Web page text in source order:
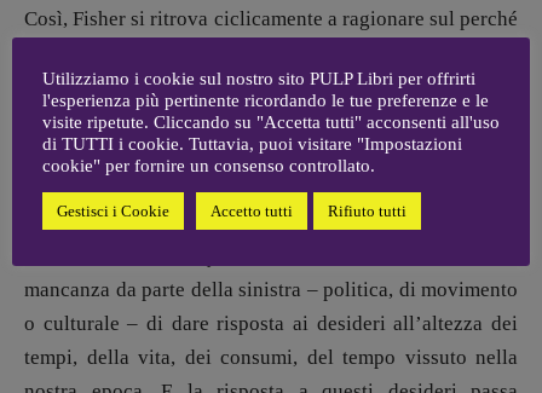
Così, Fisher si ritrova ciclicamente a ragionare sul perché
sinistra (moderata) non abbia sostanzialmente
guadagnato terreno. Ritorna così, come un turbamento,
l’inevitabilità delle politiche neoliberiste a cui le masse
sembrano semplicemente rassegnate perché esse si
presentano come “unica forma realista di governo”. Al
mancanza da parte della sinistra – politica, di movimento
o culturale – di dare risposta ai desideri all’altezza dei
tempi, della vita, dei consumi, del tempo vissuto nella
Utilizziamo i cookie sul nostro sito PULP Libri per offrirti
l'esperienza più pertinente ricordando le tue preferenze e le
visite ripetute. Cliccando su "Accetta tutti" acconsenti all'uso
di TUTTI i cookie. Tuttavia, puoi visitare "Impostazioni
cookie" per fornire un consenso controllato.
Gestisci i Cookie Accetto tutti Rifiuto tutti